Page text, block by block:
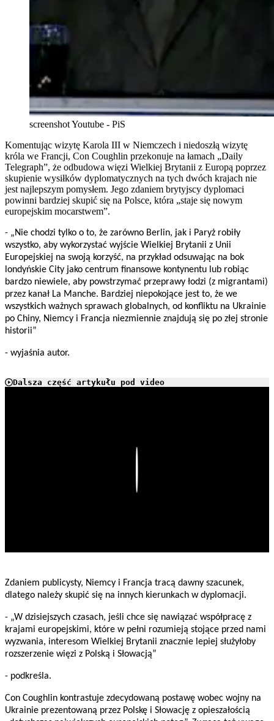
screenshot Youtube - PiS
Komentując wizytę Karola III w Niemczech i niedoszłą wizytę
króla we Francji, Con Coughlin przekonuje na łamach „Daily
Telegraph”, że odbudowa więzi Wielkiej Brytanii z Europą poprzez
skupienie wysiłków dyplomatycznych na tych dwóch krajach nie
jest najlepszym pomysłem. Jego zdaniem brytyjscy dyplomaci
powinni bardziej skupić się na Polsce, która „staje się nowym
europejskim mocarstwem”.
- „Nie chodzi tylko o to, że zarówno Berlin, jak i Paryż robiły
wszystko, aby wykorzystać wyjście Wielkiej Brytanii z Unii
Europejskiej na swoją korzyść, na przykład odsuwając na bok
londyńskie City jako centrum finansowe kontynentu lub robiąc
bardzo niewiele, aby powstrzymać przeprawy łodzi (z migrantami)
przez kanał La Manche. Bardziej niepokojące jest to, że we
wszystkich ważnych sprawach globalnych, od konfliktu na Ukrainie
po Chiny, Niemcy i Francja niezmiennie znajdują się po złej stronie
historii”
- wyjaśnia autor.
Dalsza część artykułu pod video
Zdaniem publicysty, Niemcy i Francja tracą dawny szacunek,
dlatego należy skupić się na innych kierunkach w dyplomacji.
- „W dzisiejszych czasach, jeśli chce się nawiązać współpracę z
krajami europejskimi, które w pełni rozumieją stojące przed nami
wyzwania, interesom Wielkiej Brytanii znacznie lepiej służyłoby
rozszerzenie więzi z Polską i Słowacją”
- podkreśla.
Con Coughlin kontrastuje zdecydowaną postawę wobec wojny na
Ukrainie prezentowaną przez Polskę i Słowację z opieszałością